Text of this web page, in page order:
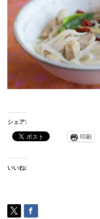
シェア:
印刷
いいね: